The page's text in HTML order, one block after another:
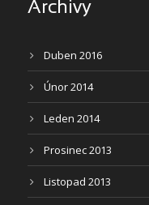
Archivy
Duben 2016
Únor 2014
Leden 2014
Prosinec 2013
Listopad 2013